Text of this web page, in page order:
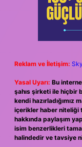
Reklam ve İletişim:
Yasal Uyarı: Bu
şahıs şirketi ile hiçbir
kendi hazırladığımız
içerikler haber niteliği
hakkında paylaşım
isim benzerlikleri
halindedir ve tavsiye